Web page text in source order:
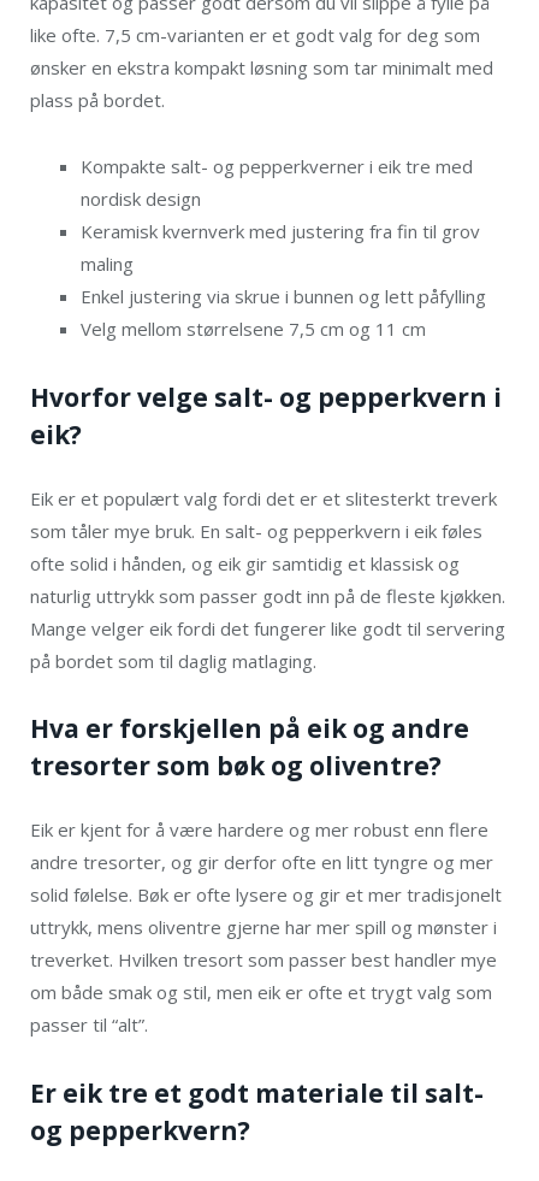
like ofte. 7,5 cm-varianten er et godt valg for deg som
ønsker en ekstra kompakt løsning som tar minimalt med
plass på bordet.
Kompakte salt- og pepperkverner i eik tre med
nordisk design
Keramisk kvernverk med justering fra fin til grov
maling
Enkel justering via skrue i bunnen og lett påfylling
Velg mellom størrelsene 7,5 cm og 11 cm
Hvorfor velge salt- og pepperkvern i
eik?
Eik er et populært valg fordi det er et slitesterkt treverk
som tåler mye bruk. En salt- og pepperkvern i eik føles
ofte solid i hånden, og eik gir samtidig et klassisk og
naturlig uttrykk som passer godt inn på de fleste kjøkken.
Mange velger eik fordi det fungerer like godt til servering
på bordet som til daglig matlaging.
Hva er forskjellen på eik og andre
tresorter som bøk og oliventre?
Eik er kjent for å være hardere og mer robust enn flere
andre tresorter, og gir derfor ofte en litt tyngre og mer
solid følelse. Bøk er ofte lysere og gir et mer tradisjonelt
uttrykk, mens oliventre gjerne har mer spill og mønster i
treverket. Hvilken tresort som passer best handler mye
om både smak og stil, men eik er ofte et trygt valg som
passer til “alt”.
Er eik tre et godt materiale til salt-
og pepperkvern?